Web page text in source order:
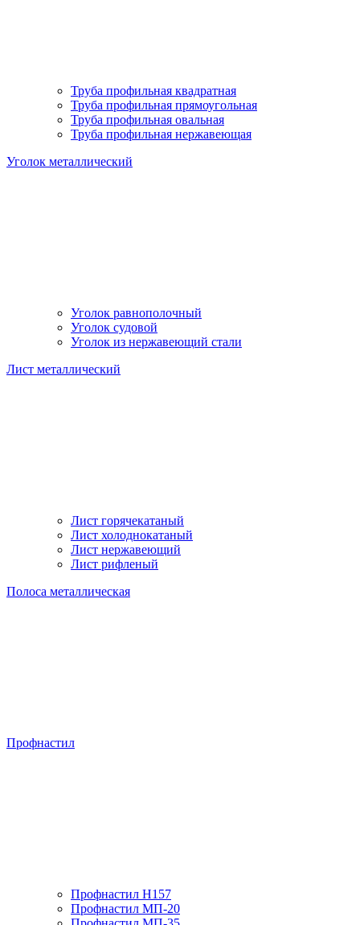
Труба профильная квадратная
Труба профильная прямоугольная
Труба профильная овальная
Труба профильная нержавеющая
Уголок металлический
Уголок равнополочный
Уголок судовой
Уголок из нержавеющий стали
Лист металлический
Лист горячекатаный
Лист холоднокатаный
Лист нержавеющий
Лист рифленый
Полоса металлическая
Профнастил
Профнастил H157
Профнастил МП-20